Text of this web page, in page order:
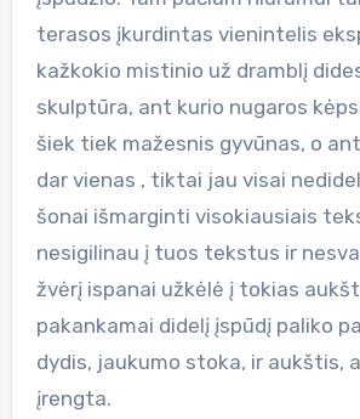
terasos įkurdintas vienintelis
kažkokio mistinio už dramblį
skulptūra, ant kurio nugaros
šiek tiek mažesnis gyvūnas, o
dar vienas , tiktai jau visai
šonai išmarginti visokiausiais
nesigilinau į tuos tekstus ir
žvėrį ispanai užkėlė į tokias
pakankamai didelį įspūdį paliko
dydis, jaukumo stoka, ir aukštis,
įrengta.